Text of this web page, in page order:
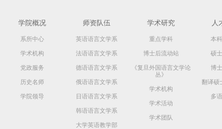
学院概况
系所中心
学术机构
党政服务
历史名师
学院领导
师资队伍
英语语言文学系
法语语言文学系
德语语言文学系
俄语语言文学系
日语语言文学系
韩语语言文学系
大学英语教学部
学术研究
重点学科
博士后流动站
《复旦外国语言文学论
丛》
学术机构
学术活动
学术团队
人
本
硕
博
翻译硕
多